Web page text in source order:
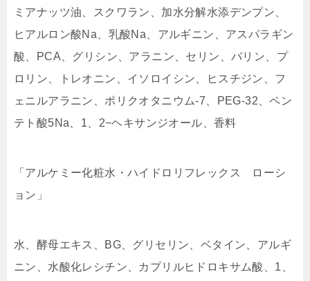
ミアナッツ油、スクワラン、加水分解水添デンプン、
ヒアルロン酸Na、乳酸Na、アルギニン、アスパラギン
酸、PCA、グリシン、アラニン、セリン、バリン、プ
ロリン、トレオニン、イソロイシン、ヒスチジン、フ
ェニルアラニン、ポリクオタニウム-7、PEG-32、ペン
テト酸5Na、1、2−ヘキサンジオール、香料
「アルケミー化粧水・ハイドロリフレックス ローシ
ョン」
水、酵母エキス、BG、グリセリン、ベタイン、アルギ
ニン、水酸化レシチン、カプリルヒドロキサム酸、1、